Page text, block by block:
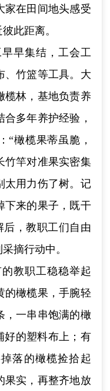
家在田间地头感受
此距离。
早集结，工会工
、竹篮等工具。大
榄林，基地负责养
多年养护经验，
“橄榄果蒂虽脆，
竹竿对准果实密集
太用力伤了树。记
下来的果子，既干
后，教职工们自由
摘行动中。
教职工稳稳举起
的橄榄果，手腕轻
，一串串饱满的橄
好的塑料布上；有
落的橄榄捡拾起
果实，再整齐地放